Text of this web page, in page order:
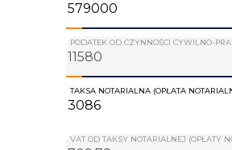
PODATEK OD CZYNNOŚCI CYWILNO-
TAKSA NOTARIALNA (OPŁATA
VAT OD TAKSY NOTARIALNEJ (OPŁATY